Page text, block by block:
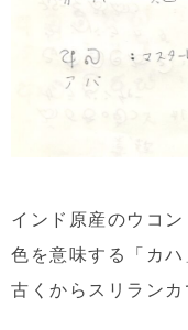
インド原産のウコ
色を意味する「カハ
古くからスリランカ